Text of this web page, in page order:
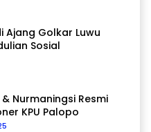
Ajang Golkar Luwu
Sosial
Nurmaningsi Resmi
KPU Palopo